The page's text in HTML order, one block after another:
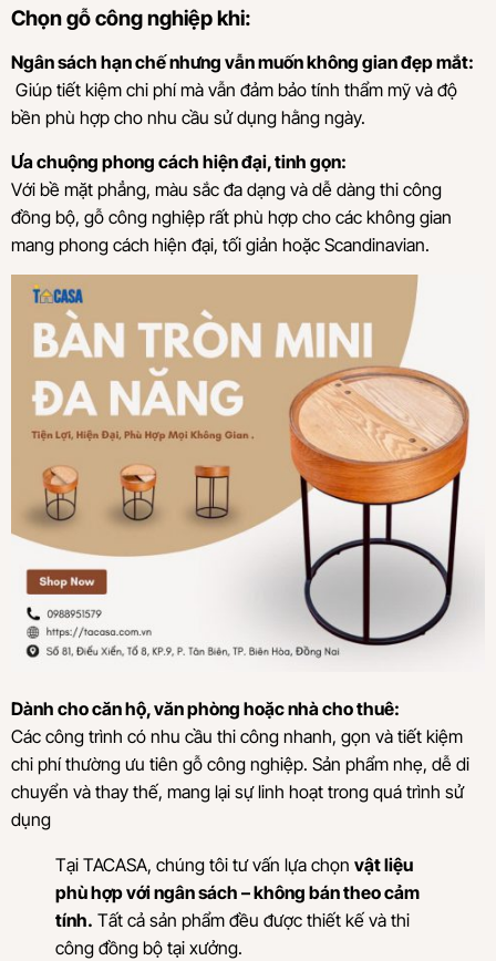
Chọn gỗ công nghiệp khi:
Ngân sách hạn chế nhưng vẫn muốn không gian đẹp mắt:
Giúp tiết kiệm chi phí mà vẫn đảm bảo tính thẩm mỹ và độ
bền phù hợp cho nhu cầu sử dụng hằng ngày.
Ưa chuộng phong cách hiện đại, tinh gọn:
Với bề mặt phẳng, màu sắc đa dạng và dễ dàng thi công
đồng bộ, gỗ công nghiệp rất phù hợp cho các không gian
mang phong cách hiện đại, tối giản hoặc Scandinavian.
Dành cho căn hộ, văn phòng hoặc nhà cho thuê:
Các công trình có nhu cầu thi công nhanh, gọn và tiết kiệm
chi phí thường ưu tiên gỗ công nghiệp. Sản phẩm nhẹ, dễ di
chuyển và thay thế, mang lại sự linh hoạt trong quá trình sử
dụng
Tại TACASA, chúng tôi tư vấn lựa chọn vật liệu
phù hợp với ngân sách – không bán theo cảm
tính. Tất cả sản phẩm đều được thiết kế và thi
công đồng bộ tại xưởng.